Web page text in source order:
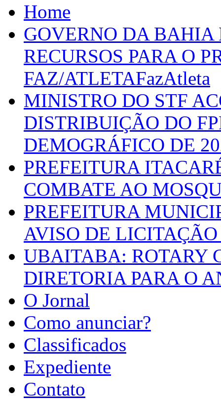
Home
GOVERNO DA
RECURSOS PARA O
FAZ/ATLETAFazAtleta
MINISTRO DO STF
DISTRIBUIÇÃO DO
DEMOGRÁFICO DE
PREFEITURA
COMBATE AO
PREFEITURA
AVISO DE LICITAÇÃO
UBAITABA: ROTARY
DIRETORIA PARA O
O Jornal
Como anunciar?
Classificados
Expediente
Contato